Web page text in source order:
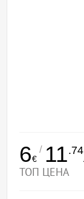
6€
/ 11.74
ТОП ЦЕНА